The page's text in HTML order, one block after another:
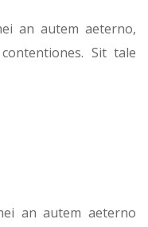
an autem aeterno,
Sit tale
an autem aeterno